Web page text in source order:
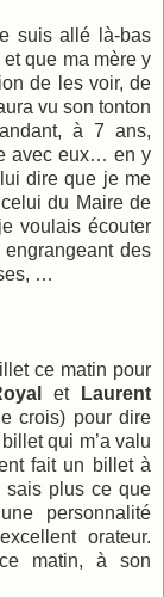
suis allé là-bas
que ma mère y
de les voir, de
vu son tonton
à 7 ans,
avec eux… en y
dire que je me
du Maire de
voulais écouter
des
…
ce matin pour
et
Laurent
crois) pour dire
qui m’a valu
fait un billet à
sais plus ce que
personnalité
orateur.
matin, à son